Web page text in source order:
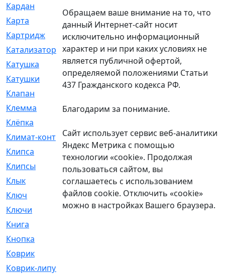
Кардан
Карта
[2]
Картридж
[250]
Катализатор
[1]
Катушка
[2]
Катушки
[291]
Клапан
Клемма
[5]
Клёпка
Климат-контроль
[3]
Клипса
[21]
Клипсы
[321]
Клык
[4]
Ключ
[2]
Ключи
[3]
Книга
Кнопка
Коврик
Коврик-липучка
Обращаем ваше внимание на то, что
данный Интернет-сайт носит
исключительно информационный
характер и ни при каких условиях не
является публичной офертой,
определяемой положениями Статьи
437 Гражданского кодекса РФ.
Благодарим за понимание.
Сайт использует сервис веб-аналитики
Яндекс Метрика с помощью
технологии «cookie». Продолжая
пользоваться сайтом, вы
соглашаетесь с использованием
файлов cookie. Отключить «cookie»
можно в настройках Вашего браузера.